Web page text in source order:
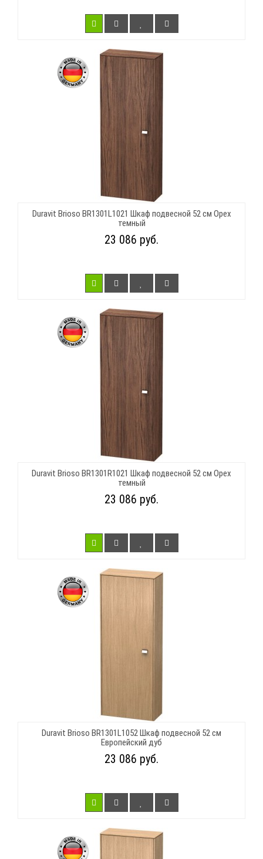
Duravit Brioso BR1301L1021 Шкаф подвесной 52 см Орех
темный
23 086 руб.
Duravit Brioso BR1301R1021 Шкаф подвесной 52 см Орех
темный
23 086 руб.
Duravit Brioso BR1301L1052 Шкаф подвесной 52 см
Европейский дуб
23 086 руб.